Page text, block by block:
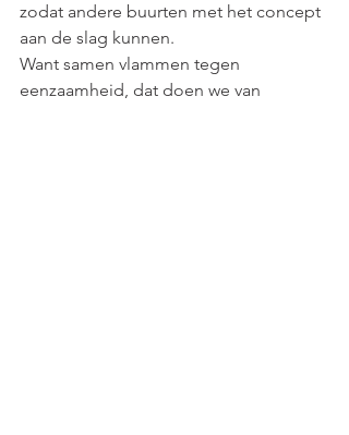
zodat andere buurten met het concept
aan de slag kunnen.
Want samen vlammen tegen
eenzaamheid, dat doen we van